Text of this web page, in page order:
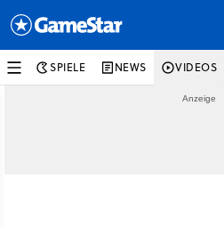
SPIELE NEWS VIDEOS